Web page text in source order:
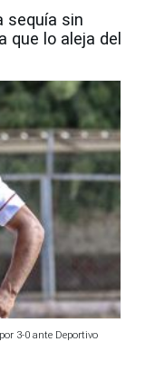
sequía sin
lo aleja del
3-0 ante Deportivo